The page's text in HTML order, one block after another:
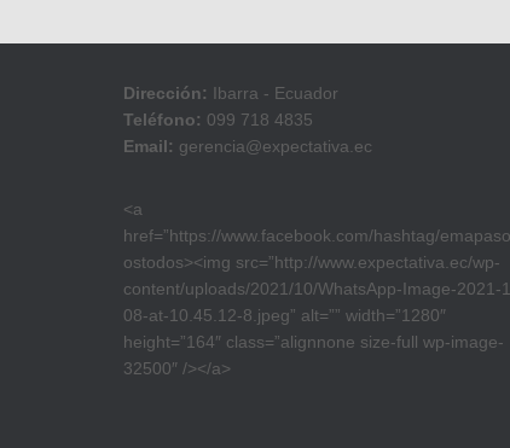
Dirección: Ibarra - Ecuador
Teléfono: 099 718 4835
Email: gerencia@expectativa.ec
<a
href=”https://www.facebook.com/hashtag/
ostodos><img src=”http://www.expectativa.ec/wp-
content/uploads/2021/10/WhatsApp-Image-2021-
08-at-10.45.12-8.jpeg” alt=”” width=”1280″
height=”164″ class=”alignnone size-full wp-image-
32500″ /></a>